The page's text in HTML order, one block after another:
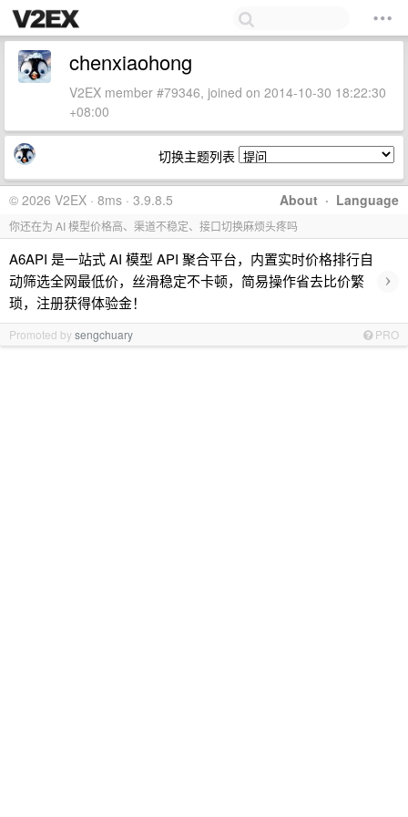
chenxiaohong
V2EX member #79346, joined on 2014-10-30 18:22:30
+08:00
切换主题列表
About · Language
© 2026 V2EX · 8ms · 3.9.8.5
你还在为 AI 模型价格高、渠道不稳定、接口切换麻烦头疼吗
A6API 是一站式 AI 模型 API 聚合平台，内置实时价格排行自
动筛选全网最低价，丝滑稳定不卡顿，简易操作省去比价繁
琐，注册获得体验金！
›
Promoted bysengchuary PRO